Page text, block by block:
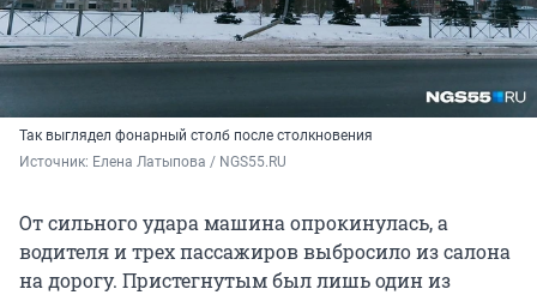
Так выглядел фонарный столб после столкновения
Источник: Елена Латыпова / NGS55.RU
От сильного удара машина опрокинулась, а
водителя и трех пассажиров выбросило из салона
на дорогу. Пристегнутым был лишь один из